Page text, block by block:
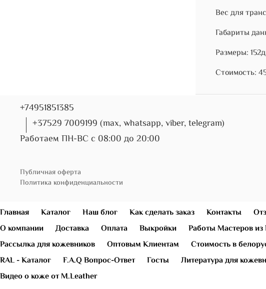
Вес для
Габариты
Размеры:
Стоимость:
+74951851385
+37529 7009199 (max, whatsapp, viber, telegram)
Работаем ПН-ВС с 08:00 до 20:00
Публичная оферта
Политика конфиденциальности
Главная Каталог Наш блог Как сделать заказ Контакты
О компании
Доставка Оплата Выкройки
Работы Мастеров
Рассылка для кожевников
Оптовым Клиентам
Стоимость в
RAL - Каталог
F.A.Q Вопрос-Ответ Госты
Литература для
Видео о коже от M.Leather